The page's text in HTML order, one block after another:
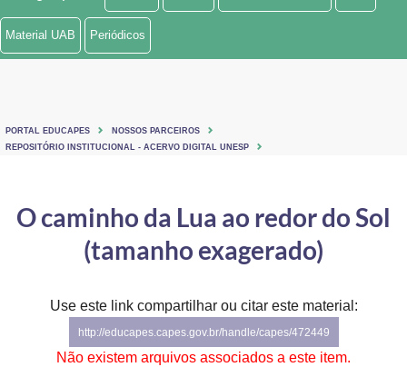
Ministério de Minas e Energia
Ministério do Turismo
Controladoria-Geral da União
Ministério da Mulher, da Família e dos Direitos Humanos
Secretaria-Geral
Material UAB Periódicos
PORTAL EDUCAPES
NOSSOS PARCEIROS
REPOSITÓRIO INSTITUCIONAL - ACERVO DIGITAL UNESP
O caminho da Lua ao redor do Sol
(tamanho exagerado)
Use este link compartilhar ou citar este material:
http://educapes.capes.gov.br/handle/capes/472449
Não existem arquivos associados a este item.